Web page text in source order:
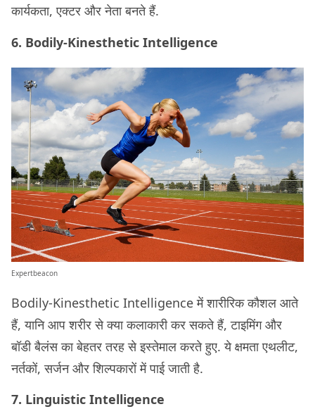
कार्यकता, एक्टर और नेता बनते हैं.
6. Bodily-Kinesthetic Intelligence
Expertbeacon
Bodily-Kinesthetic Intelligence में शारीरिक कौशल आते
हैं, यानि आप शरीर से क्या कलाकारी कर सकते हैं, टाइमिंग और
बॉडी बैलंस का बेहतर तरह से इस्तेमाल करते हुए. ये क्षमता एथलीट,
नर्तकों, सर्जन और शिल्पकारों में पाई जाती है.
7. Linguistic Intelligence